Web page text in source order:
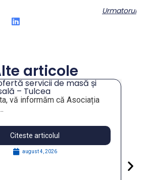
Urmatorul
articole
servicii de masă și
– Tulcea
vă informăm că Asociația
Citeste articolul
august 4, 2026